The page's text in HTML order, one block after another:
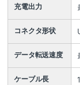
充電出力
コネクタ形状
データ転送速度
ケーブル長